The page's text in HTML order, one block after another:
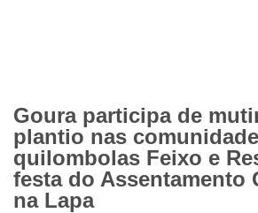
Goura participa de
plantio nas
quilombolas Feixo e
festa do Assentamento
na Lapa